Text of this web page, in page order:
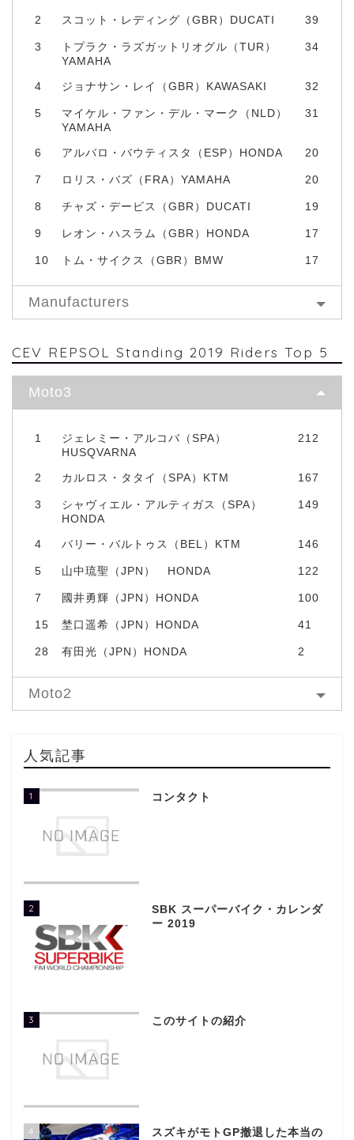
2 スコット・レディング（GBR）DUCATI 39
3
トプラク・ラズガットリオグル（TUR）
YAMAHA
34
4 ジョナサン・レイ（GBR）KAWASAKI 32
5
マイケル・ファン・デル・マーク（NLD）
YAMAHA
31
6 アルバロ・バウティスタ（ESP）HONDA 20
7 ロリス・バズ（FRA）YAMAHA 20
8 チャズ・デービス（GBR）DUCATI 19
9 レオン・ハスラム（GBR）HONDA 17
10 トム・サイクス（GBR）BMW 17
Manufacturers
CEV REPSOL Standing 2019 Riders Top 5
Moto3
1
ジェレミー・アルコバ（SPA）
HUSQVARNA
212
2 カルロス・タタイ（SPA）KTM 167
3
シャヴィエル・アルティガス（SPA）
HONDA
149
4 バリー・バルトゥス（BEL）KTM 146
5 山中琉聖（JPN） HONDA 122
7 國井勇輝（JPN）HONDA 100
15 埜口遥希（JPN）HONDA 41
28 有田光（JPN）HONDA 2
Moto2
人気記事
1 コンタクト
2
SBK スーパーバイク・カレンダ
ー 2019
3 このサイトの紹介
4
スズキがモトGP撤退した本当の